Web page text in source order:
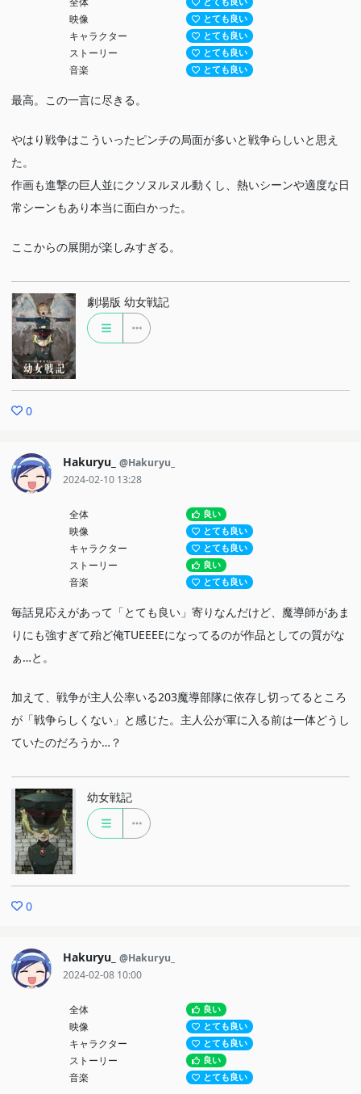
映像 とても良い
キャラクター とても良い
ストーリー とても良い
音楽 とても良い
最高。この一言に尽きる。
やはり戦争はこういったピンチの局面が多いと戦争らしいと思え
た。
作画も進撃の巨人並にクソヌルヌル動くし、熱いシーンや適度な日
常シーンもあり本当に面白かった。
ここからの展開が楽しみすぎる。
劇場版 幼女戦記
0
Hakuryu_ @Hakuryu_
2024-02-10 13:28
全体 良い
映像 とても良い
キャラクター とても良い
ストーリー 良い
音楽 とても良い
毎話見応えがあって「とても良い」寄りなんだけど、魔導師があま
りにも強すぎて殆ど俺TUEEEEになってるのが作品としての質がな
ぁ…と。
加えて、戦争が主人公率いる203魔導部隊に依存し切ってるところ
が「戦争らしくない」と感じた。主人公が軍に入る前は一体どうし
ていたのだろうか…？
幼女戦記
0
Hakuryu_ @Hakuryu_
2024-02-08 10:00
全体 良い
映像 とても良い
キャラクター とても良い
ストーリー 良い
音楽 とても良い